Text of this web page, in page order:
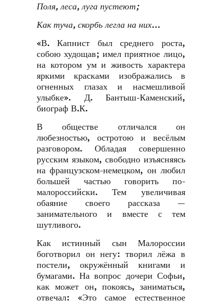
Поля, леса, луга пустеют;
Как туча, скорбь легла на них…
«В. Капнист был среднего роста,
собою худощав; имел приятное лицо,
на котором ум и живость характера
яркими красками изображались в
огненных глазах и насмешливой
улыбке». Д. Бантыш-Каменский,
биограф В.К.
В обществе отличался он
любезностью, остротою и весёлым
разговором. Обладая совершенно
русским языком, свободно изъясняясь
на французском-немецком, он любил
большей частью говорить по-
малороссийски. Тем увеличивая
обаяние своего рассказа —
занимательного и вместе с тем
шутливого.
Как истинный сын Малороссии
боготворил он негу: творил лёжа в
постели, окружённый книгами и
бумагами. На вопрос дочери Софьи,
как может он, покоясь, заниматься,
отвечал: «Это самое естественное